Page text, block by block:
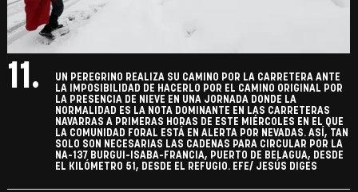
11.
UN PEREGRINO REALIZA SU CAMINO POR LA CARRETERA ANTE
LA IMPOSIBILIDAD DE HACERLO POR EL CAMINO ORIGINAL POR
LA PRESENCIA DE NIEVE EN UNA JORNADA DONDE LA
NORMALIDAD ES LA NOTA DOMINANTE EN LAS CARRETERAS
NAVARRAS A PRIMERAS HORAS DE ESTE MIÉRCOLES EN EL QUE
LA COMUNIDAD FORAL ESTÁ EN ALERTA POR NEVADAS. ASÍ, TAN
SOLO SON NECESARIAS LAS CADENAS PARA CIRCULAR POR LA
NA-137 BURGUI-ISABA-FRANCIA, PUERTO DE BELAGUA, DESDE
EL KILÓMETRO 51, DESDE EL REFUGIO. EFE/ JESÚS DIGES